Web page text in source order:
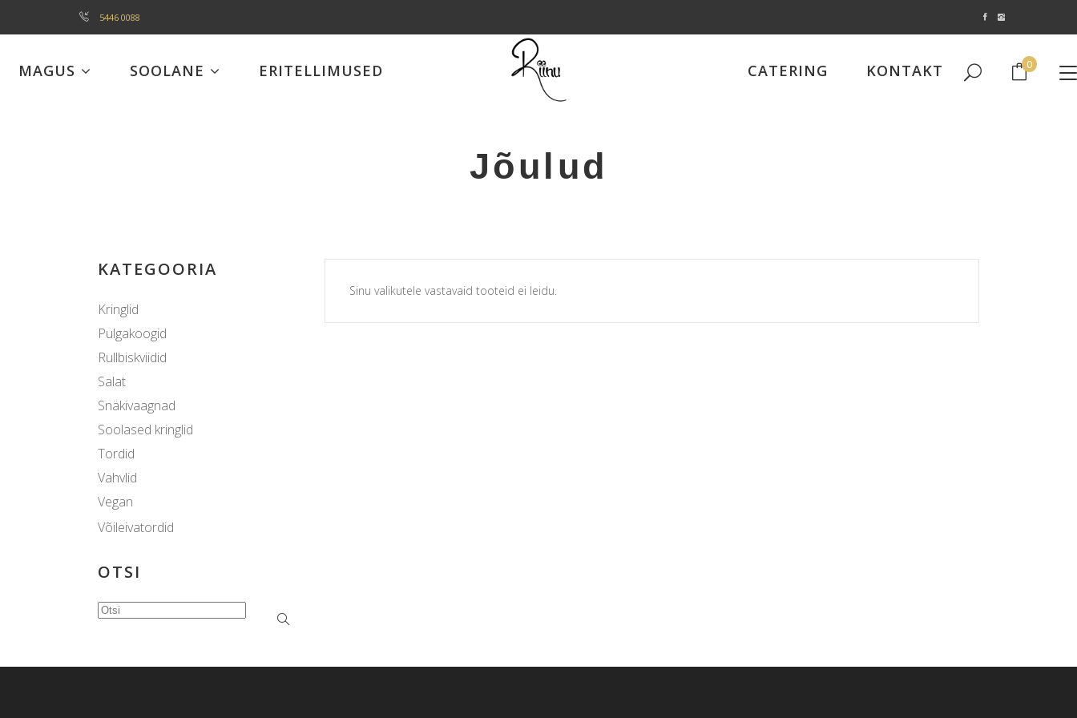
5446 0088
MAGUS SOOLANE ERITELLIMUSED CATERING KONTAKT 0
Jõulud
Sinu valikutele vastavaid tooteid ei leidu.
KATEGOORIA
Kringlid
Pulgakoogid
Rullbiskviidid
Salat
Snäkivaagnad
Soolased kringlid
Tordid
Vahvlid
Vegan
Võileivatordid
OTSI
Search